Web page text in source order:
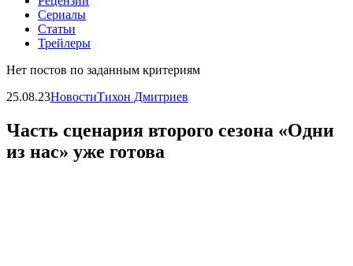
Сериалы
Статьи
Трейлеры
Нет постов по заданным критериям
25.08.23НовостиТихон Дмитриев
Часть сценария второго сезона «Одни
из нас» уже готова